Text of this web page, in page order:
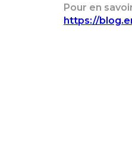
Pour en
https://